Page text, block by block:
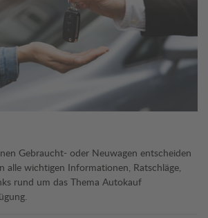
Gebraucht- oder Neuwagen entscheiden
alle wichtigen Informationen, Ratschläge,
rund um das Thema Autokauf